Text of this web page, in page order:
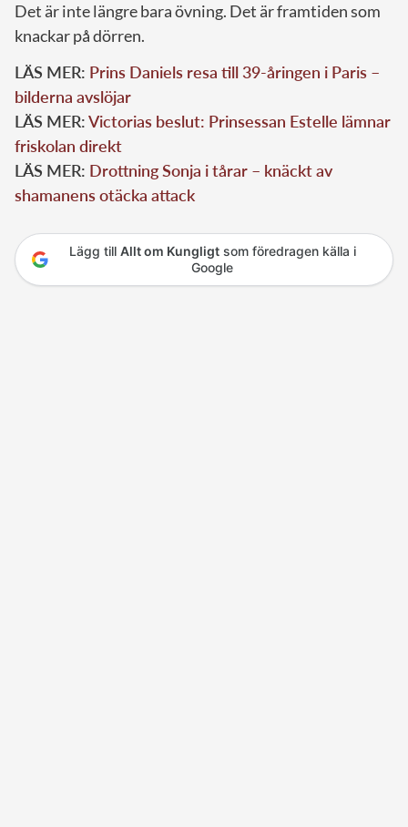
Det är inte längre bara övning. Det är framtiden som
knackar på dörren.
LÄS MER: Prins Daniels resa till 39-åringen i Paris –
bilderna avslöjar
LÄS MER:Victorias beslut: Prinsessan Estelle lämnar
friskolan direkt
LÄS MER: Drottning Sonja i tårar – knäckt av
shamanens otäcka attack
Lägg till Allt om Kungligtsom föredragen källa i
Google